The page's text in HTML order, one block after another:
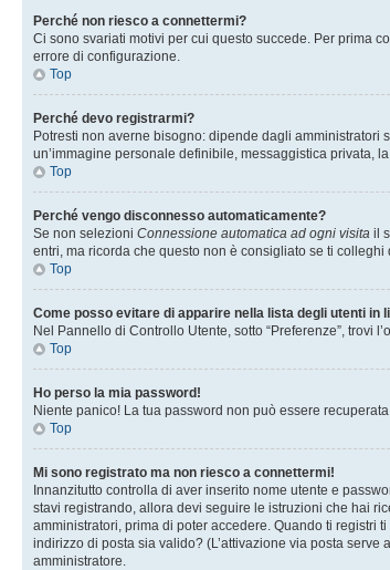
Perché non riesco a connettermi?
Ci sono svariati motivi per cui questo succede. Per prima
errore di configurazione.
Top
Perché devo registrarmi?
Potresti non averne bisogno: dipende dagli
un’immagine personale definibile, messaggistica privata,
Top
Perché vengo disconnesso automaticamente?
Se non selezioni Connessione automatica ad ogni visita il
entri, ma ricorda che questo non è consigliato se ti
Top
Come posso evitare di apparire nella lista degli utenti in
Nel Pannello di Controllo Utente, sotto “Preferenze”, trovi
Top
Ho perso la mia password!
Niente panico! La tua password non può essere
Top
Mi sono registrato ma non riesco a connettermi!
Innanzitutto controlla di aver inserito nome utente e
stavi registrando, allora devi seguire le istruzioni che hai
amministratori, prima di poter accedere. Quando ti registri
indirizzo di posta sia valido? (L’attivazione via posta
amministratore.